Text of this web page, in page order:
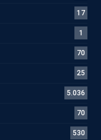
17
1
70
25
5.036
70
530